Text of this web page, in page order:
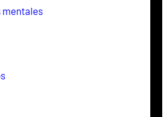
mentales